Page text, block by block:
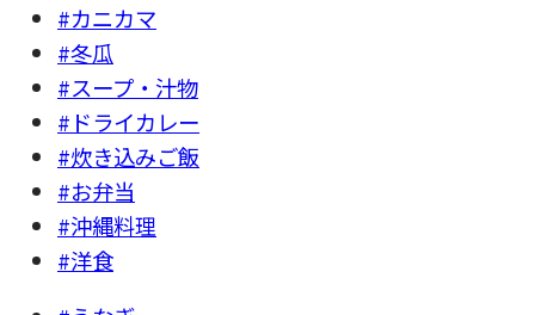
#カニカマ
#冬瓜
#スープ・汁物
#ドライカレー
#炊き込みご飯
#お弁当
#沖縄料理
#洋食